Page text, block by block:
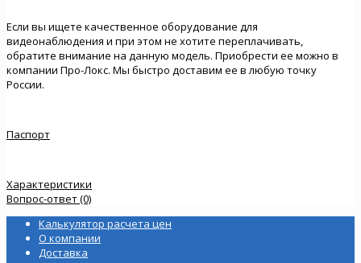
Если вы ищете качественное оборудование для
видеонаблюдения и при этом не хотите переплачивать,
обратите внимание на данную модель. Приобрести ее можно в
компании Про-Локс. Мы быстро доставим ее в любую точку
России.
Паспорт
Характеристики
Вопрос-ответ (0)
Калькулятор расчета цен
О компании
Доставка